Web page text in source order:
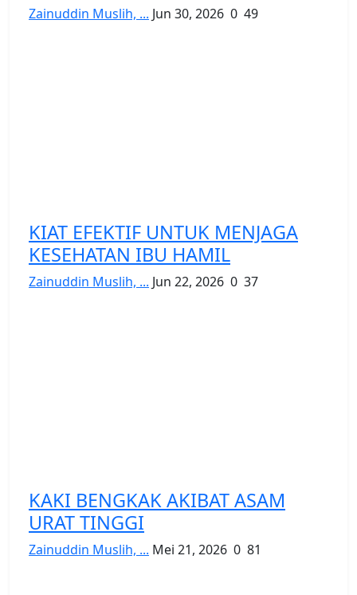
Zainuddin Muslih, ... Jun 30, 2026 0 49
KIAT EFEKTIF UNTUK MENJAGA
KESEHATAN IBU HAMIL
Zainuddin Muslih, ... Jun 22, 2026 0 37
KAKI BENGKAK AKIBAT ASAM
URAT TINGGI
Zainuddin Muslih, ... Mei 21, 2026 0 81